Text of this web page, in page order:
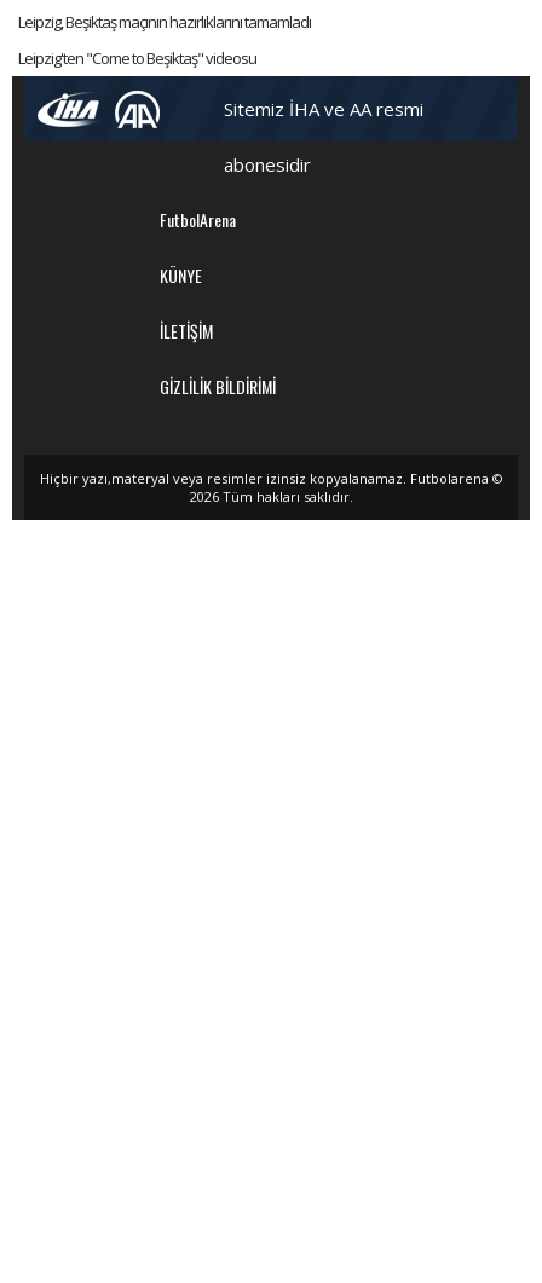
Leipzig, Beşiktaş maçının hazırlıklarını tamamladı
Leipzig'ten "Come to Beşiktaş" videosu
Sitemiz İHA ve AA resmi
abonesidir
FutbolArena
KÜNYE
İLETİŞİM
GİZLİLİK BİLDİRİMİ
Hiçbir yazı,materyal veya resimler izinsiz kopyalanamaz. Futbolarena ©
2026 Tüm hakları saklıdır.